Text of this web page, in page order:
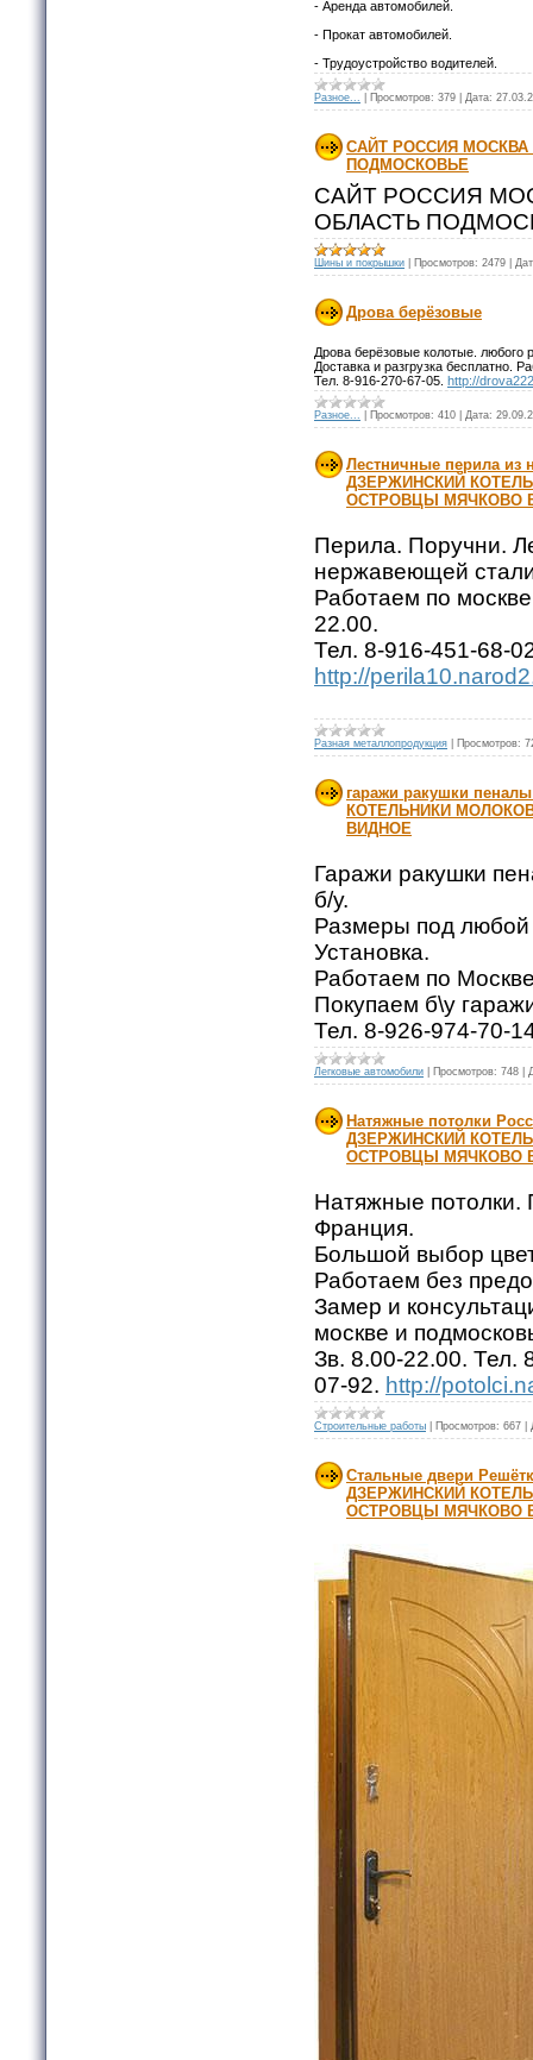
- Аренда автомобилей.
- Прокат автомобилей.
- Трудоустройство водителей.
Разное... Просмотров: 379 Дата:
САЙТ РОССИЯ
ПОДМОСКОВЬЕ
САЙТ РОССИЯ
ОБЛАСТЬ
Шины и покрышки Просмотров: 2479
Дрова берёзовые
Дрова берёзовые колотые. любого
Доставка и разгрузка бесплатно.
Тел. 8-916-270-67-05. http://
Разное... Просмотров: 410 Дата:
Лестничные перила
ДЗЕРЖИНСКИЙ
ОСТРОВЦЫ МЯЧКОВО
Перила. Поручни.
нержавеющей
Работаем по
22.00.
Тел. 8-916-451-68-
http://
Разная металлопродукция Просмотров:
гаражи ракушки
КОТЕЛЬНИКИ
ВИДНОЕ
Гаражи ракушки
б/у.
Размеры под любой
Установка.
Работаем по
Покупаем б\у
Тел. 8-926-974-70-
Легковые автомобили Просмотров: 748
Натяжные потолки
ДЗЕРЖИНСКИЙ
ОСТРОВЦЫ МЯЧКОВО
Натяжные потолки.
Франция.
Большой выбор
Работаем без
Замер и
москве и
Зв. 8.00-22.00. Тел.
07-92. http://
Строительные работы Просмотров: 667
Стальные двери
ДЗЕРЖИНСКИЙ
ОСТРОВЦЫ МЯЧКОВО